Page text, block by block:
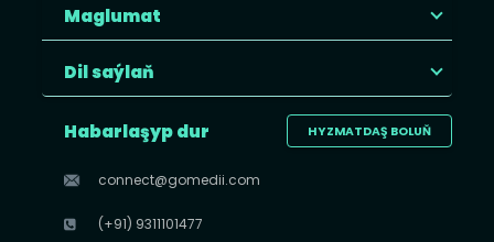
Maglumat
Dil saýlaň
HYZMATDAŞ BOLUŇ
Habarlaşyp dur
connect@gomedii.com
(+91) 9311101477